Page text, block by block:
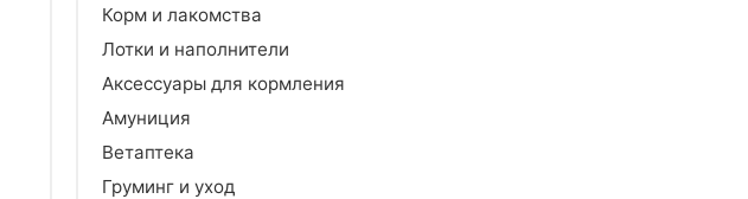
Корм и лакомства
Лотки и наполнители
Аксессуары для кормления
Амуниция
Ветаптека
Груминг и уход